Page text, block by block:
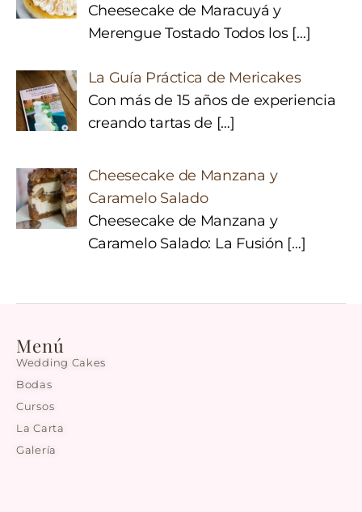
Cheesecake de Maracuyá y
Merengue Tostado Todos los […]
La Guía Práctica de Mericakes
Con más de 15 años de experiencia
creando tartas de […]
Cheesecake de Manzana y
Caramelo Salado
Cheesecake de Manzana y
Caramelo Salado: La Fusión […]
Menú
Wedding Cakes
Bodas
Cursos
La Carta
Galería